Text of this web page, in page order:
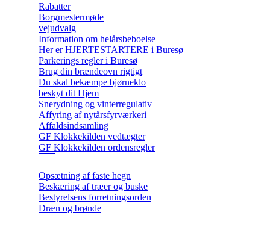
Rabatter
Borgmestermøde
vejudvalg
Information om helårsbeboelse
Her er HJERTESTARTERE i Buresø
Parkerings regler i Buresø
Brug din brændeovn rigtigt
Du skal bekæmpe bjørneklo
beskyt dit Hjem
Snerydning og vinterregulativ
Affyring af nytårsfyrværkeri
Affaldsindsamling
GF Klokkekilden vedtægter
GF Klokkekilden ordensregler
Opsætning af faste hegn
Beskæring af træer og buske
Bestyrelsens forretningsorden
Dræn og brønde